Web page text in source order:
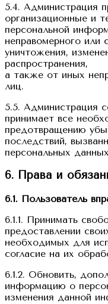
5.4. Администрация
организационные и
персональной
неправомерного или
уничтожения,
распространения,
а также от иных
лиц.
5.5. Администрация
принимает все
предотвращению
последствий,
персональных
6. Права и
6.1. Пользователь
6.1.1. Принимать
предоставлении
необходимых для
согласие на их
6.1.2. Обновить,
информацию о
изменения данной